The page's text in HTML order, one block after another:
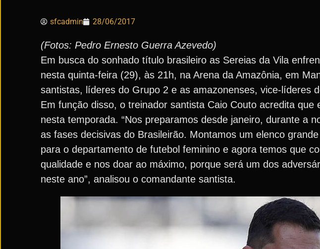
sfcadmin 28/06/2017
(Fotos: Pedro Ernesto Guerra Azevedo)
Em busca do sonhado título brasileiro as Sereias da Vila
nesta quinta-feira (29), às 21h, na Arena da Amazônia, em
santistas, líderes do Grupo 2 e as amazonenses, vice-líderes
Em função disso, o treinador santista Caio Couto acredita
nesta temporada. “Nos preparamos desde janeiro, durante a
as fases decisivas do Brasileirão. Montamos um elenco
para o departamento de futebol feminino e agora temos que
qualidade e nos doar ao máximo, porque será um dos
neste ano”, analisou o comandante santista.